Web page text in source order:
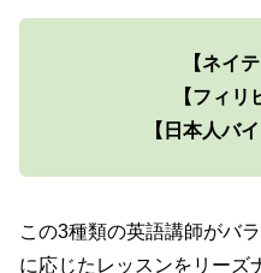
【ネイ
【フィリ
【日本人バ
この3種類の英語講師がバ
に応じたレッスンをリーズ